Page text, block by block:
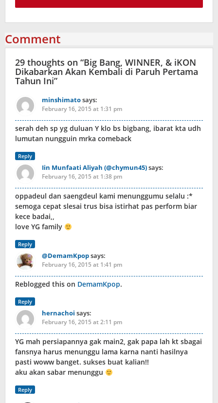
Comment
29 thoughts on “Big Bang, WINNER, & iKON
Dikabarkan Akan Kembali di Paruh Pertama
Tahun Ini”
minshimatosays:
February 16, 2015 at 1:31 pm
serah deh sp yg duluan Y klo bs bigbang, ibarat kta udh
lumutan nungguin mrka comeback
Reply
Iin Munfaati Aliyah (@chymun45)says:
February 16, 2015 at 1:38 pm
oppadeul dan saengdeul kami menunggumu selalu :*
semoga cepat slesai trus bisa istirhat pas perform biar
kece badai,,
love YG family
Reply
@DemamKpopsays:
February 16, 2015 at 1:41 pm
Reblogged this on DemamKpop.
Reply
hernachoi says:
February 16, 2015 at 2:11 pm
YG mah persiapannya gak main2, gak papa lah kt sbagai
fansnya harus menunggu lama karna nanti hasilnya
pasti woww banget. sukses buat kalian!!
aku akan sabar menunggu
Reply